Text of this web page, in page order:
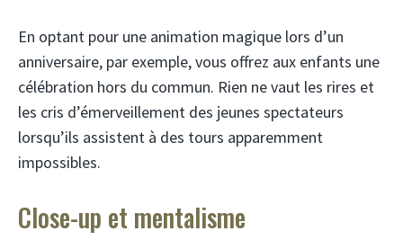
En optant pour une animation magique lors d’un
anniversaire, par exemple, vous offrez aux enfants une
célébration hors du commun. Rien ne vaut les rires et
les cris d’émerveillement des jeunes spectateurs
lorsqu’ils assistent à des tours apparemment
impossibles.
Close-up et mentalisme